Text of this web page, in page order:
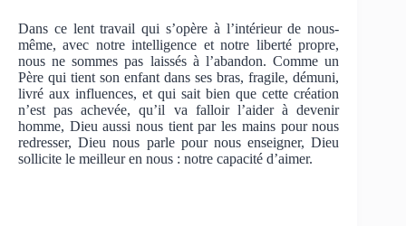
Dans ce lent travail qui s’opère à l’intérieur de nous-
même, avec notre intelligence et notre liberté propre,
nous ne sommes pas laissés à l’abandon. Comme un
Père qui tient son enfant dans ses bras, fragile, démuni,
livré aux influences, et qui sait bien que cette création
n’est pas achevée, qu’il va falloir l’aider à devenir
homme, Dieu aussi nous tient par les mains pour nous
redresser, Dieu nous parle pour nous enseigner, Dieu
sollicite le meilleur en nous : notre capacité d’aimer.